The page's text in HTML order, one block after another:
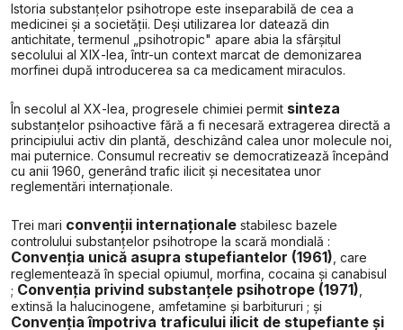
Istoria substanțelor psihotrope este inseparabilă de cea a
medicinei și a societății. Deși utilizarea lor datează din
antichitate, termenul „psihotropic" apare abia la sfârșitul
secolului al XIX-lea, într-un context marcat de demonizarea
morfinei după introducerea sa ca medicament miraculos.
În secolul al XX-lea, progresele chimiei permit sinteza
substanțelor psihoactive fără a fi necesară extragerea directă a
principiului activ din plantă, deschizând calea unor molecule noi,
mai puternice. Consumul recreativ se democratizează începând
cu anii 1960, generând trafic ilicit și necesitatea unor
reglementări internaționale.
Trei mari convenții internaționale stabilesc bazele
controlului substanțelor psihotrope la scară mondială :
Convenția unică asupra stupefiantelor (1961) , care
reglementează în special opiumul, morfina, cocaina și canabisul
; Convenția privind substanțele psihotrope (1971)
extinsă la halucinogene, amfetamine și barbitururi ; și
Convenția împotriva traficului ilicit de stupefiante și